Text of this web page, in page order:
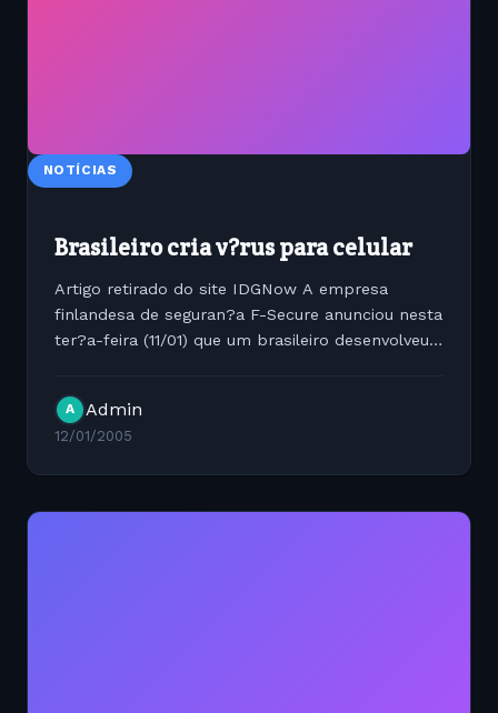
NOTÍCIAS
Brasileiro cria v?rus para celular
Artigo retirado do site IDGNow A empresa
finlandesa de seguran?a F-Secure anunciou nesta
ter?a-feira (11/01) que um brasileiro desenvolveu e
maneira. A praga, chamada...
A Admin
12/01/2005